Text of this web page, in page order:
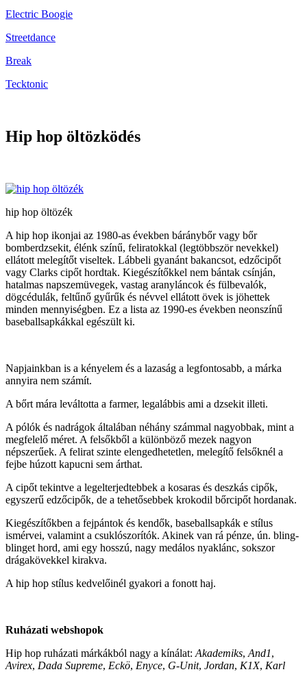
Electric Boogie
Streetdance
Break
Tecktonic
Hip hop öltözködés
hip hop öltözék
A hip hop ikonjai az 1980-as években báránybőr vagy bőr
bomberdzsekit, élénk színű, feliratokkal (legtöbbször nevekkel)
ellátott melegítőt viseltek. Lábbeli gyanánt bakancsot, edzőcipőt
vagy Clarks cipőt hordtak. Kiegészítőkkel nem bántak csínján,
hatalmas napszemüvegek, vastag aranyláncok és fülbevalók,
dögcédulák, feltűnő gyűrűk és névvel ellátott övek is jöhettek
minden mennyiségben. Ez a lista az 1990-es években neonszínű
baseballsapkákkal egészült ki.
Napjainkban is a kényelem és a lazaság a legfontosabb, a márka
annyira nem számít.
A bőrt mára leváltotta a farmer, legalábbis ami a dzsekit illeti.
A pólók és nadrágok általában néhány számmal nagyobbak, mint a
megfelelő méret. A felsőkből a különböző mezek nagyon
népszerűek. A felirat szinte elengedhetetlen, melegítő felsőknél a
fejbe húzott kapucni sem árthat.
A cipőt tekintve a legelterjedtebbek a kosaras és deszkás cipők,
egyszerű edzőcipők, de a tehetősebbek krokodil bőrcipőt hordanak.
Kiegészítőkben a fejpántok és kendők, baseballsapkák e stílus
ismérvei, valamint a csuklószorítók. Akinek van rá pénze, ún. bling-
blinget hord, ami egy hosszú, nagy medálos nyaklánc, sokszor
drágakövekkel kirakva.
A hip hop stílus kedvelőinél gyakori a fonott haj.
Ruházati webshopok
Hip hop ruházati márkákból nagy a kínálat: Akademiks, And1,
Avirex, Dada Supreme, Eckö, Enyce, G-Unit, Jordan, K1X, Karl